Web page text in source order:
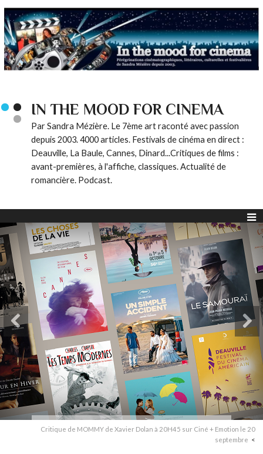
IN THE MOOD FOR CINEMA
Par Sandra Mézière. Le 7ème art raconté avec passion
depuis 2003. 4000 articles. Festivals de cinéma en direct :
Deauville, La Baule, Cannes, Dinard...Critiques de films :
avant-premières, à l'affiche, classiques. Actualité de
romancière. Podcast.
Critique de MOMMY de Xavier Dolan à 20H45 sur Ciné + Emotion le 20
septembre